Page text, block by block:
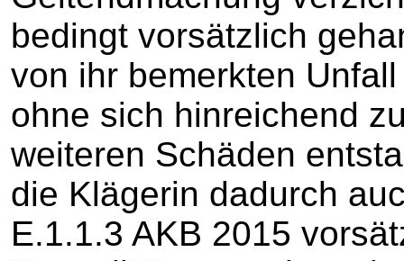
bedingt vorsätzlich
von ihr bemerkten
ohne sich hinreichend
weiteren Schäden
die Klägerin dadurch
E.1.1.3 AKB 2015